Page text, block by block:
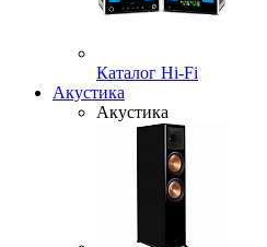
Каталог Hi-Fi
Акустика
Акустика